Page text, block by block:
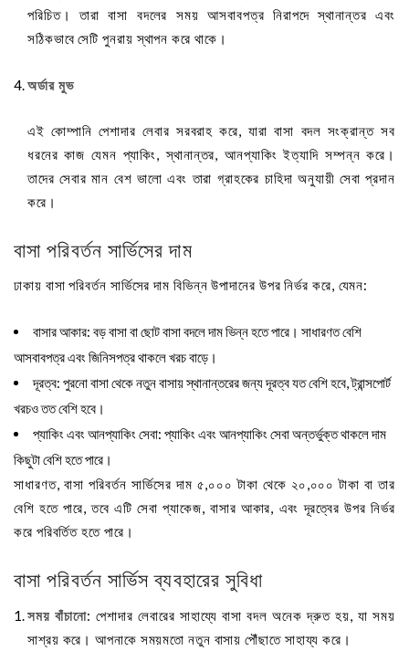
পরিচিত। তারা বাসা বদলের সময় আসবাবপত্র নিরাপদে স্থানান্তর এবং
সঠিকভাবে সেটি পুনরায় স্থাপন করে থাকে।
অর্ডার মুভ
এই কোম্পানি পেশাদার লেবার সরবরাহ করে, যারা বাসা বদল সংক্রান্ত সব
ধরনের কাজ যেমন প্যাকিং, স্থানান্তর, আনপ্যাকিং ইত্যাদি সম্পন্ন করে।
তাদের সেবার মান বেশ ভালো এবং তারা গ্রাহকের চাহিদা অনুযায়ী সেবা প্রদান
করে।
বাসা পরিবর্তন সার্ভিসের দাম
ঢাকায় বাসা পরিবর্তন সার্ভিসের দাম বিভিন্ন উপাদানের উপর নির্ভর করে, যেমন:
বাসার আকার: বড় বাসা বা ছোট বাসা বদলে দাম ভিন্ন হতে পারে। সাধারণত বেশি
আসবাবপত্র এবং জিনিসপত্র থাকলে খরচ বাড়ে।
দূরত্ব: পুরনো বাসা থেকে নতুন বাসায় স্থানান্তরের জন্য দূরত্ব যত বেশি হবে, ট্রান্সপোর্ট
খরচও তত বেশি হবে।
প্যাকিং এবং আনপ্যাকিং সেবা: প্যাকিং এবং আনপ্যাকিং সেবা অন্তর্ভুক্ত থাকলে দাম
কিছুটা বেশি হতে পারে।
সাধারণত, বাসা পরিবর্তন সার্ভিসের দাম ৫,০০০ টাকা থেকে ২০,০০০ টাকা বা তার
বেশি হতে পারে, তবে এটি সেবা প্যাকেজ, বাসার আকার, এবং দূরত্বের উপর নির্ভর
করে পরিবর্তিত হতে পারে।
বাসা পরিবর্তন সার্ভিস ব্যবহারের সুবিধা
সময় বাঁচানো: পেশাদার লেবারের সাহায্যে বাসা বদল অনেক দ্রুত হয়, যা সময়
সাশ্রয় করে। আপনাকে সময়মতো নতুন বাসায় পৌঁছাতে সাহায্য করে।